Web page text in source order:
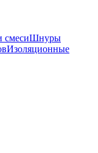
смесиШнуры
Изоляционные